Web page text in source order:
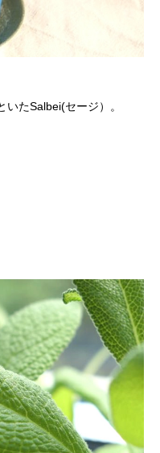
たSalbei(セージ）。